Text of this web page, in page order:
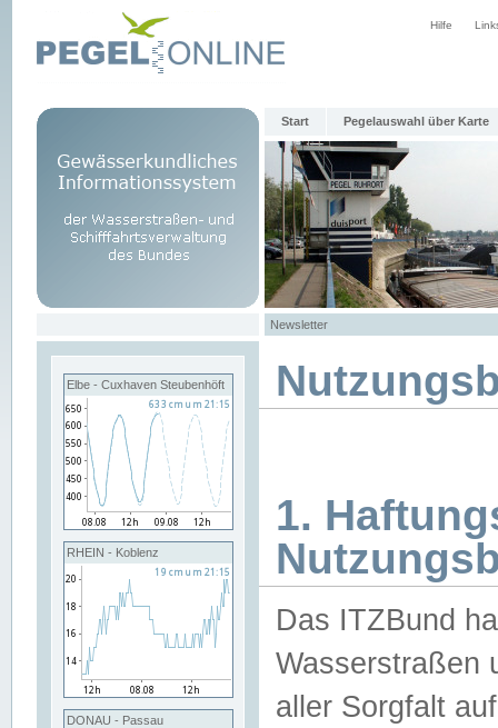
Hilfe
Start Pegelauswahl über Karte
Newsletter
Elbe - Cuxhaven Steubenhöft
RHEIN - Koblenz
DONAU - Passau
1.
Das ITZBund
Wasserstraßen
aller Sorgfalt